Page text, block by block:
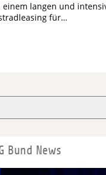
einem langen und
für…
Bund News